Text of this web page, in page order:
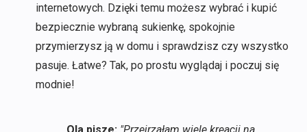
internetowych. Dzięki temu możesz wybrać i kupić
bezpiecznie wybraną sukienkę, spokojnie
przymierzysz ją w domu i sprawdzisz czy wszystko
pasuje. Łatwe? Tak, po prostu wyglądaj i poczuj się
modnie!
Ola pisze: "Przejrzałam wiele kreacji na